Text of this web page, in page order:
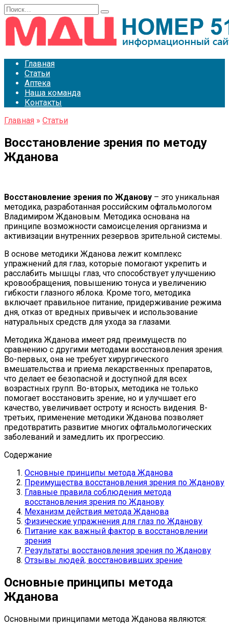
Перейти
к
содержанию
Search
for:
Главная
Статьи
Аптека
Наша команда
Контакты
Главная » Статьи
Восстановление зрения по методу
Жданова
Восстановление зрения по Жданову – это уникальная
методика, разработанная российским офтальмологом
Владимиром Ждановым. Методика основана на
принципе возможности самоисцеления организма и
активизации внутренних резервов зрительной системы.
В основе методики Жданова лежит комплекс
упражнений для глаз, которые помогают укрепить и
расслабить мышцы глаз, что способствует улучшению
кровообращения, повышению тонуса и увеличению
гибкости глазного яблока. Кроме того, методика
включает правильное питание, придерживание режима
дня, отказ от вредных привычек и использование
натуральных средств для ухода за глазами.
Методика Жданова имеет ряд преимуществ по
сравнению с другими методами восстановления зрения.
Во-первых, она не требует хирургического
вмешательства и приема лекарственных препаратов,
что делает ее безопасной и доступной для всех
возрастных групп. Во-вторых, методика не только
помогает восстановить зрение, но и улучшает его
качество, увеличивает остроту и ясность видения. В-
третьих, применение методики Жданова позволяет
предотвратить развитие многих офтальмологических
заболеваний и замедлить их прогрессию.
Содержание
Основные принципы метода Жданова
Преимущества восстановления зрения по Жданову
Главные правила соблюдения метода
восстановления зрения по Жданову
Механизм действия метода Жданова
Физические упражнения для глаз по Жданову
Питание как важный фактор в восстановлении
зрения
Результаты восстановления зрения по Жданову
Отзывы людей, восстановивших зрение
Основные принципы метода
Жданова
Основными принципами метода Жданова являются: